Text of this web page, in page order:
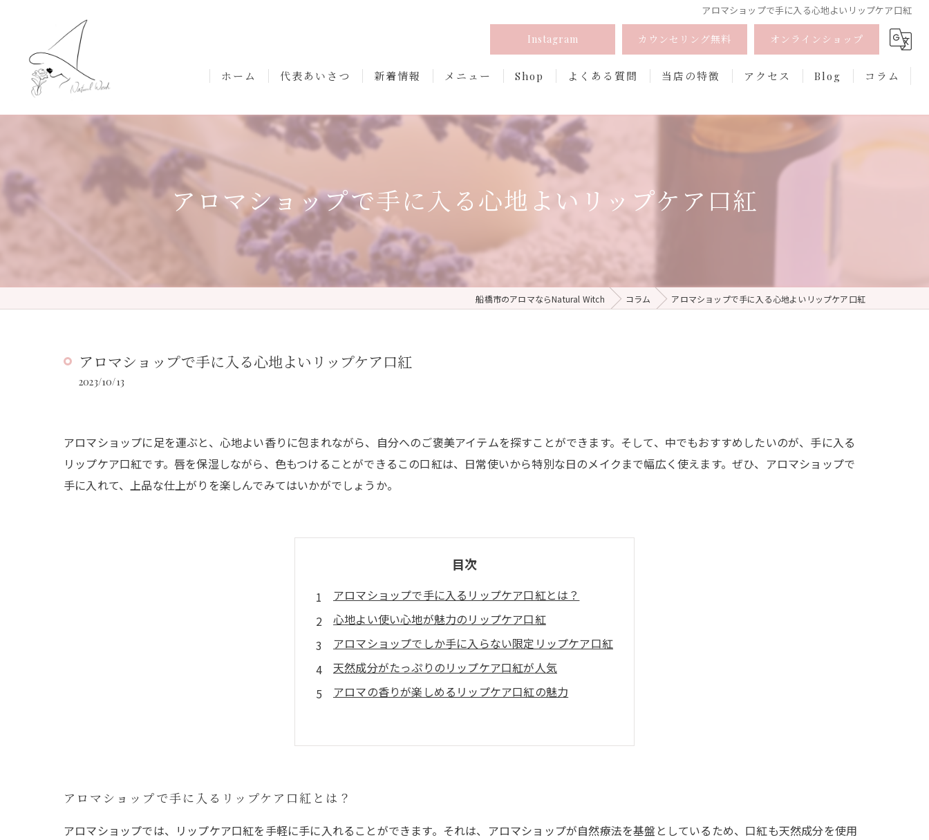
アロマショップで手に入る心地よいリップケア口紅
Instagram カウンセリング無料 オンラインショップ
ホーム 代表あいさつ 新着情報 メニュー Shop よくある質問 当店の特徴
フェムケア
アクセス Blog コラム
アロマショップで手に入る心地よいリップケア口紅
船橋市のアロマならNatural Witch コラム アロマショップで手に入る心地よいリップケア口紅
アロマショップで手に入る心地よいリップケア口紅
2023/10/13
アロマショップに足を運ぶと、心地よい香りに包まれながら、自分へのご褒美アイテムを探すことができます。そして、中でもおすすめしたいのが、手に入る
リップケア口紅です。唇を保湿しながら、色もつけることができるこの口紅は、日常使いから特別な日のメイクまで幅広く使えます。ぜひ、アロマショップで
手に入れて、上品な仕上がりを楽しんでみてはいかがでしょうか。
目次
アロマショップで手に入るリップケア口紅とは？
心地よい使い心地が魅力のリップケア口紅
アロマショップでしか手に入らない限定リップケア口紅
天然成分がたっぷりのリップケア口紅が人気
アロマの香りが楽しめるリップケア口紅の魅力
アロマショップで手に入るリップケア口紅とは？
アロマショップでは、リップケア口紅を手軽に手に入れることができます。それは、アロマショップが自然療法を基盤としているため、口紅も天然成分を使用